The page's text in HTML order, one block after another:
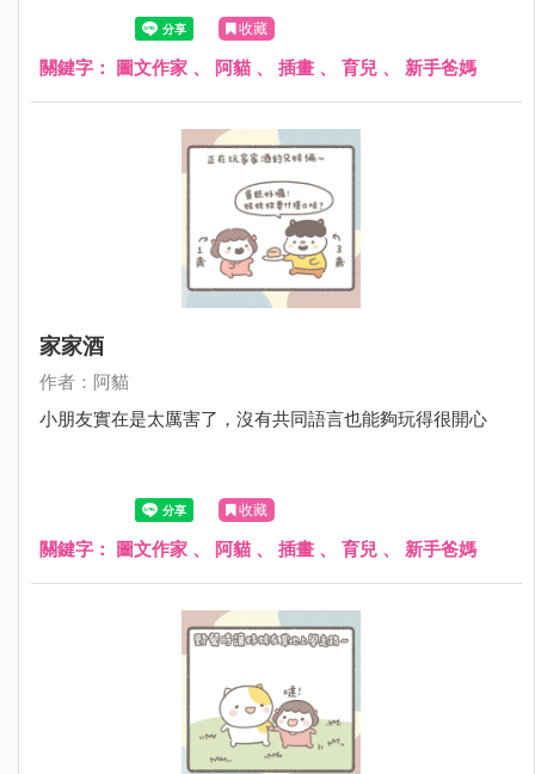
收藏
關鍵字： 圖文作家 、 阿貓 、 插畫 、 育兒 、 新手爸媽
家家酒
作者：阿貓
小朋友實在是太厲害了，沒有共同語言也能夠玩得很開心
收藏
關鍵字： 圖文作家 、 阿貓 、 插畫 、 育兒 、 新手爸媽